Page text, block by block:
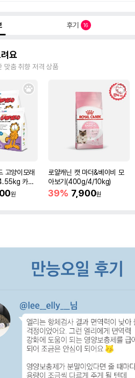
후기 16
요
맞춤 취향 저격 상품
고양이모래
카사
원
로얄캐닌 캣 마더&베이비 모
아보기(400g/4/10kg)
39% 7,900원